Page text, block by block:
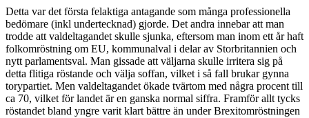
Detta var det första felaktiga antagande som många professionella
bedömare (inkl undertecknad) gjorde. Det andra innebar att man
trodde att valdeltagandet skulle sjunka, eftersom man inom ett år haft
folkomröstning om EU, kommunalval i delar av Storbritannien och
nytt parlamentsval. Man gissade att väljarna skulle irritera sig på
detta flitiga röstande och välja soffan, vilket i så fall brukar gynna
torypartiet. Men valdeltagandet ökade tvärtom med några procent till
ca 70, vilket för landet är en ganska normal siffra. Framför allt tycks
röstandet bland yngre varit klart bättre än under Brexitomröstningen